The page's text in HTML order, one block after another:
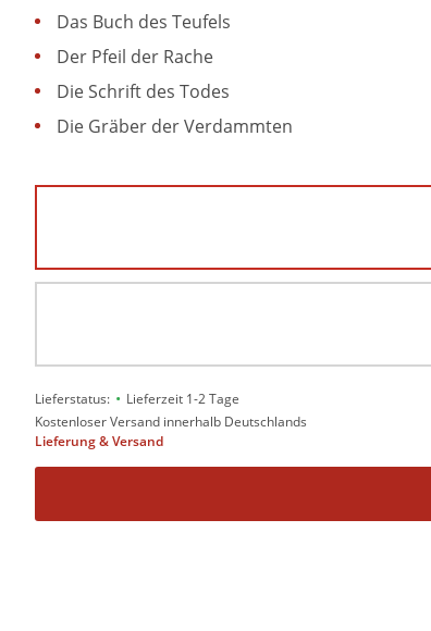
Das Buch des Teufels
Der Pfeil der Rache
Die Schrift des Todes
Die Gräber der Verdammten
Lieferstatus: • Lieferzeit 1-2 Tage
Kostenloser Versand innerhalb Deutschlands
Lieferung & Versand